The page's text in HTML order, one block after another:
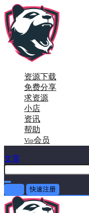
资源下载
免费分享
求资源
小店
资讯
帮助
Vip会员
文章
快速注册